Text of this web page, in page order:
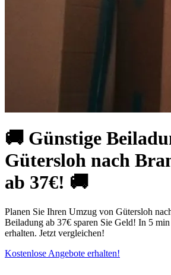
🚚 Günstige
Gütersloh nach
ab 37€! 🚚
Planen Sie Ihren Umzug von Gütersloh
Beiladung ab 37€ sparen Sie Geld! In 5
erhalten. Jetzt vergleichen!
Kostenlose Angebote erhalten!